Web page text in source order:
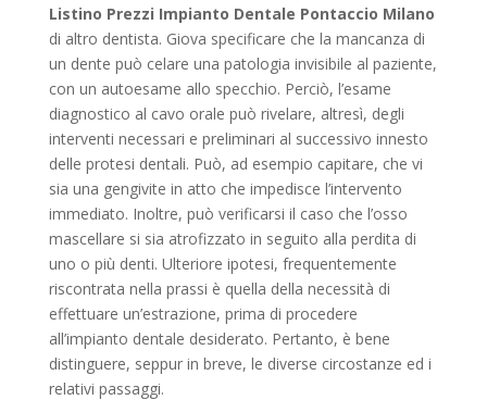
Listino Prezzi Impianto Dentale Pontaccio Milano
di altro dentista. Giova specificare che la mancanza di
un dente può celare una patologia invisibile al paziente,
con un autoesame allo specchio. Perciò, l’esame
diagnostico al cavo orale può rivelare, altresì, degli
interventi necessari e preliminari al successivo innesto
delle protesi dentali. Può, ad esempio capitare, che vi
sia una gengivite in atto che impedisce l’intervento
immediato. Inoltre, può verificarsi il caso che l’osso
mascellare si sia atrofizzato in seguito alla perdita di
uno o più denti. Ulteriore ipotesi, frequentemente
riscontrata nella prassi è quella della necessità di
effettuare un’estrazione, prima di procedere
all’impianto dentale desiderato. Pertanto, è bene
distinguere, seppur in breve, le diverse circostanze ed i
relativi passaggi.